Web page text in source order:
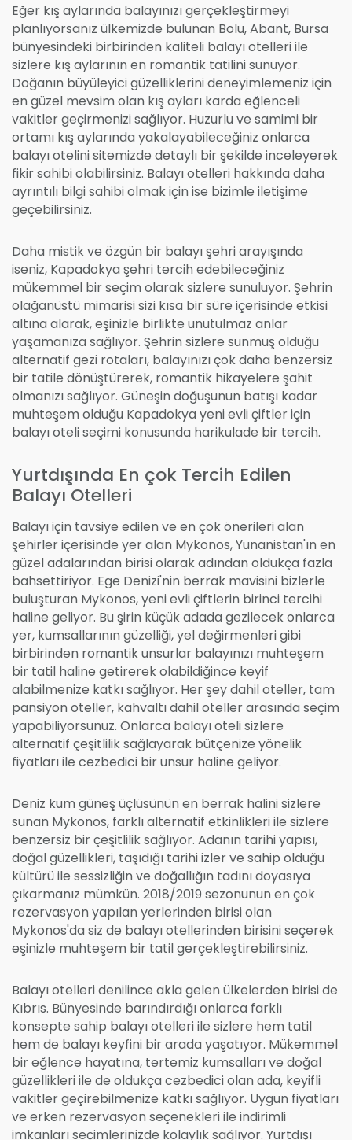
Eğer kış aylarında balayınızı gerçekleştirmeyi
planlıyorsanız ülkemizde bulunan Bolu, Abant, Bursa
bünyesindeki birbirinden kaliteli balayı otelleri ile
sizlere kış aylarının en romantik tatilini sunuyor.
Doğanın büyüleyici güzelliklerini deneyimlemeniz için
en güzel mevsim olan kış ayları karda eğlenceli
vakitler geçirmenizi sağlıyor. Huzurlu ve samimi bir
ortamı kış aylarında yakalayabileceğiniz onlarca
balayı otelini sitemizde detaylı bir şekilde inceleyerek
fikir sahibi olabilirsiniz. Balayı otelleri hakkında daha
ayrıntılı bilgi sahibi olmak için ise bizimle iletişime
geçebilirsiniz.
Daha mistik ve özgün bir balayı şehri arayışında
iseniz, Kapadokya şehri tercih edebileceğiniz
mükemmel bir seçim olarak sizlere sunuluyor. Şehrin
olağanüstü mimarisi sizi kısa bir süre içerisinde etkisi
altına alarak, eşinizle birlikte unutulmaz anlar
yaşamanıza sağlıyor. Şehrin sizlere sunmuş olduğu
alternatif gezi rotaları, balayınızı çok daha benzersiz
bir tatile dönüştürerek, romantik hikayelere şahit
olmanızı sağlıyor. Güneşin doğuşunun batışı kadar
muhteşem olduğu Kapadokya yeni evli çiftler için
balayı oteli seçimi konusunda harikulade bir tercih.
Yurtdışında En çok Tercih Edilen
Balayı Otelleri
Balayı için tavsiye edilen ve en çok önerileri alan
şehirler içerisinde yer alan Mykonos, Yunanistan'ın en
güzel adalarından birisi olarak adından oldukça fazla
bahsettiriyor. Ege Denizi'nin berrak mavisini bizlerle
buluşturan Mykonos, yeni evli çiftlerin birinci tercihi
haline geliyor. Bu şirin küçük adada gezilecek onlarca
yer, kumsallarının güzelliği, yel değirmenleri gibi
birbirinden romantik unsurlar balayınızı muhteşem
bir tatil haline getirerek olabildiğince keyif
alabilmenize katkı sağlıyor. Her şey dahil oteller, tam
pansiyon oteller, kahvaltı dahil oteller arasında seçim
yapabiliyorsunuz. Onlarca balayı oteli sizlere
alternatif çeşitlilik sağlayarak bütçenize yönelik
fiyatları ile cezbedici bir unsur haline geliyor.
Deniz kum güneş üçlüsünün en berrak halini sizlere
sunan Mykonos, farklı alternatif etkinlikleri ile sizlere
benzersiz bir çeşitlilik sağlıyor. Adanın tarihi yapısı,
doğal güzellikleri, taşıdığı tarihi izler ve sahip olduğu
kültürü ile sessizliğin ve doğallığın tadını doyasıya
çıkarmanız mümkün. 2018/2019 sezonunun en çok
rezervasyon yapılan yerlerinden birisi olan
Mykonos'da siz de balayı otellerinden birisini seçerek
eşinizle muhteşem bir tatil gerçekleştirebilirsiniz.
Balayı otelleri denilince akla gelen ülkelerden birisi de
Kıbrıs. Bünyesinde barındırdığı onlarca farklı
konsepte sahip balayı otelleri ile sizlere hem tatil
hem de balayı keyfini bir arada yaşatıyor. Mükemmel
bir eğlence hayatına, tertemiz kumsalları ve doğal
güzellikleri ile de oldukça cezbedici olan ada, keyifli
vakitler geçirebilmenize katkı sağlıyor. Uygun fiyatları
ve erken rezervasyon seçenekleri ile indirimli
imkanları seçimlerinizde kolaylık sağlıyor. Yurtdışı